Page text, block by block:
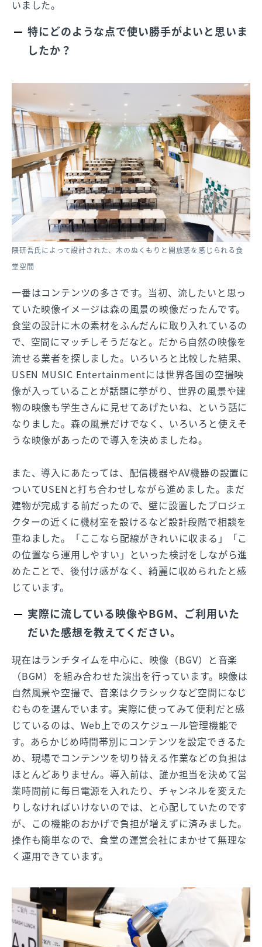
いました。
特にどのような点で使い勝手がよいと思いま
したか？
隈研吾氏によって設計された、木のぬくもりと開放感を感じられる食
堂空間
一番はコンテンツの多さです。当初、流したいと思っ
ていた映像イメージは森の風景の映像だったんです。
食堂の設計に木の素材をふんだんに取り入れているの
で、空間にマッチしそうだなと。だから自然の映像を
流せる業者を探しました。いろいろと比較した結果、
USEN MUSIC Entertainmentには世界各国の空撮映
像が入っていることが話題に挙がり、世界の風景や建
物の映像も学生さんに見せてあげたいね、という話に
なりました。森の風景だけでなく、いろいろと使えそ
うな映像があったので導入を決めましたね。
また、導入にあたっては、配信機器やAV機器の設置に
ついてUSENと打ち合わせしながら進めました。まだ
建物が完成する前だったので、壁に設置したプロジェ
クターの近くに機材室を設けるなど設計段階で相談を
重ねました。「ここなら配線がきれいに収まる」「こ
の位置なら運用しやすい」といった検討をしながら進
めたことで、後付け感がなく、綺麗に収められたと感
じています。
実際に流している映像やBGM、ご利用いた
だいた感想を教えてください。
現在はランチタイムを中心に、映像（BGV）と音楽
（BGM）を組み合わせた演出を行っています。映像は
自然風景や空撮で、音楽はクラシックなど空間になじ
むものを選んでいます。実際に使ってみて便利だと感
じているのは、Web上でのスケジュール管理機能で
す。あらかじめ時間帯別にコンテンツを設定できるた
め、現場でコンテンツを切り替える作業などの負担は
ほとんどありません。導入前は、誰か担当を決めて営
業時間前に毎日電源を入れたり、チャンネルを変えた
りしなければいけないのでは、と心配していたのです
が、この機能のおかげで負担が増えずに済みました。
操作も簡単なので、食堂の運営会社にまかせて無理な
く運用できています。